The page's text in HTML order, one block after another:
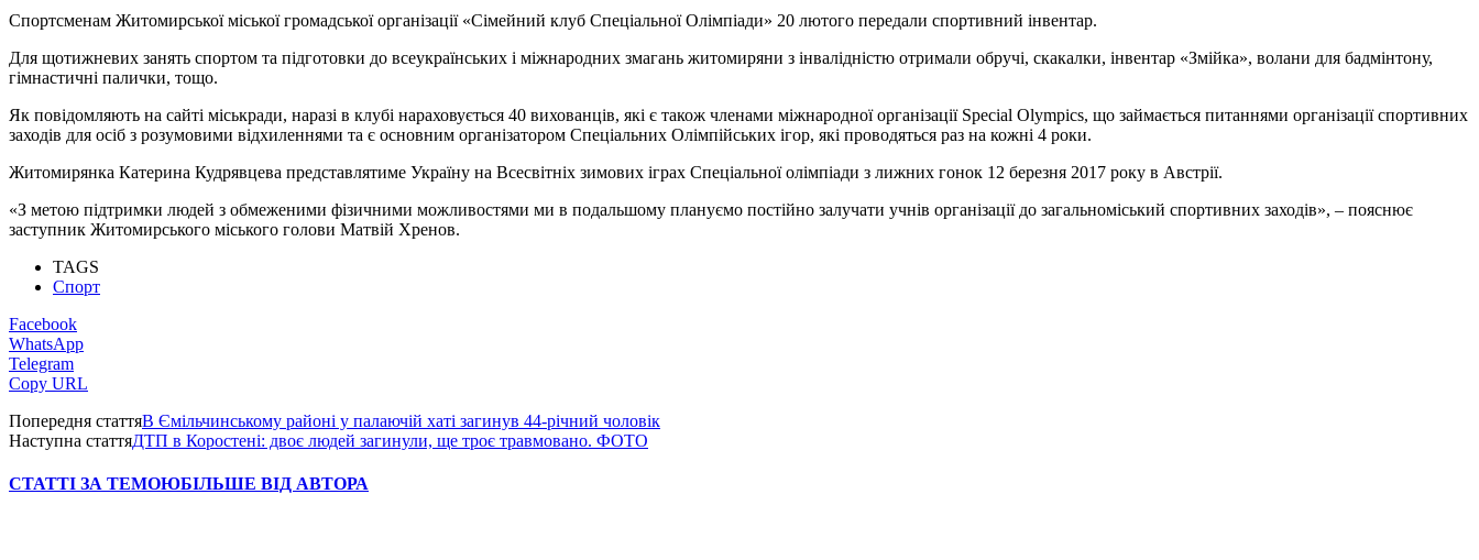
Спортсменам Житомирської міської громадської організації «Сімейний клуб Спеціальної Олімпіади» 20 лютого передали спортивний інвентар.
Для щотижневих занять спортом та підготовки до всеукраїнських і міжнародних змагань житомиряни з інвалідністю отримали обручі, скакалки, інвентар «Змійка», волани для бадмінтону,
гімнастичні палички, тощо.
Як повідомляють на сайті міськради, наразі в клубі нараховується 40 вихованців, які є також членами міжнародної організації Special Olympics, що займається питаннями організації спортивних
заходів для осіб з розумовими відхиленнями та є основним організатором Спеціальних Олімпійських ігор, які проводяться раз на кожні 4 роки.
Житомирянка Катерина Кудрявцева представлятиме Україну на Всесвітніх зимових іграх Спеціальної олімпіади з лижних гонок 12 березня 2017 року в Австрії.
«З метою підтримки людей з обмеженими фізичними можливостями ми в подальшому плануємо постійно залучати учнів організації до загальноміський спортивних заходів», – пояснює
заступник Житомирського міського голови Матвій Хренов.
TAGS
Спорт
Facebook
WhatsApp
Telegram
Copy URL
Попередня статтяВ Ємільчинському районі у палаючій хаті загинув 44-річний чоловік
Наступна статтяДТП в Коростені: двоє людей загинули, ще троє травмовано. ФОТО
СТАТТІ ЗА ТЕМОЮБІЛЬШЕ ВІД АВТОРА